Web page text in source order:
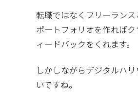
転職ではなくフリーラン
ポートフォリオを作れば
ィードバックをくれます。
しかしながらデジタルハ
いですね。